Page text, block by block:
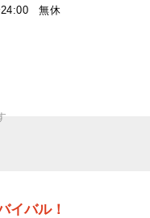
24:00 無休
イバル！